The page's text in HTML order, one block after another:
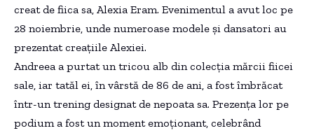
creat de fiica sa, Alexia Eram. Evenimentul a avut loc pe
28 noiembrie, unde numeroase modele și dansatori au
prezentat creațiile Alexiei.
Andreea a purtat un tricou alb din colecția mărcii fiicei
sale, iar tatăl ei, în vârstă de 86 de ani, a fost îmbrăcat
într-un trening designat de nepoata sa. Prezența lor pe
podium a fost un moment emoționant, celebrând